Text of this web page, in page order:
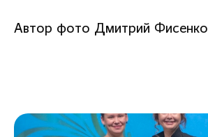
Автор фото Дмитрий Фисенко